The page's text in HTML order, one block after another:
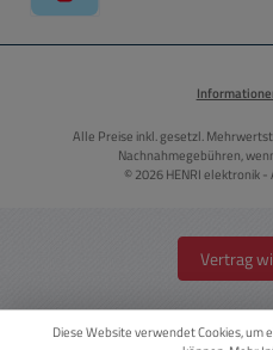
Alle Preise inkl. gesetzl.
Nachnahmegebühren,
© 2026 HENRI elektronik
Vertrag
Diese Website verwendet Cookies,